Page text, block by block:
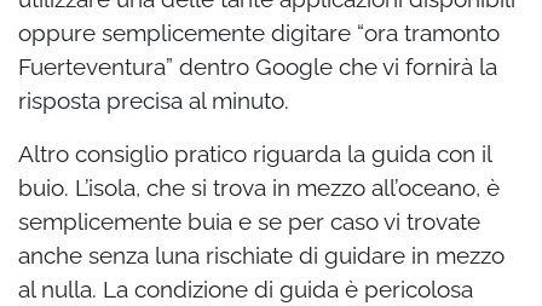
oppure semplicemente digitare “ora tramonto
Fuerteventura” dentro Google che vi fornirà la
risposta precisa al minuto.
Altro consiglio pratico riguarda la guida con il
buio. L’isola, che si trova in mezzo all’oceano, è
semplicemente buia e se per caso vi trovate
anche senza luna rischiate di guidare in mezzo
al nulla. La condizione di guida è pericolosa